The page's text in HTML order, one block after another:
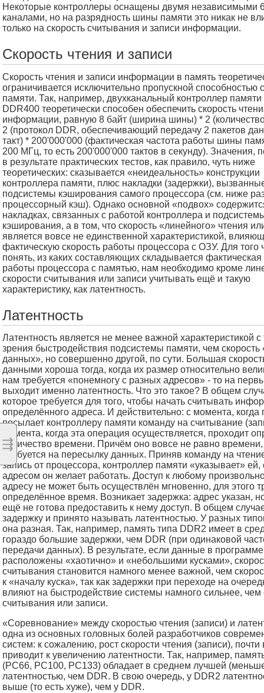
⇶
Некоторые контроллеры оснащены двумя независимыми
каналами, но на разрядность шины памяти это никак не
только на скорость считывания и записи информации.
Скорость чтения и записи
Скорость чтения и записи информации в память
ограничивается исключительно пропускной способностью
памяти. Так, например, двухканальный контроллер памяти
DDR400 теоретически способен обеспечить скорость
информации, равную 8 байт (ширина шины) * 2
2 (протокол DDR, обеспечивающий передачу 2 пакетов
такт) * 200'000'000 (фактическая частота работы шины
200 МГц, то есть 200'000'000 тактов в секунду). Значения,
в результате практических тестов, как правило, чуть ниже
теоретических: сказывается «неидеальность» конструкции
контроллера памяти, плюс накладки (задержки),
подсистемы кэширования самого процессора (см. ниже
процессорный кэш). Однако основной «подвох»
накладках, связанных с работой контроллера и
кэширования, а в том, что скорость «линейного» чтения
является вовсе не единственной характеристикой,
фактическую скорость работы процессора с ОЗУ. Для того
понять, из каких составляющих складывается фактическая
работы процессора с памятью, нам необходимо кроме
скорости считывания или записи учитывать ещё и такую
характеристику, как латентность.
Латентность
Латентность является не менее важной характеристикой с
зрения быстродействия подсистемы памяти, чем скорость
данных», но совершенно другой, по сути. Большая
данными хороша тогда, когда их размер относительно
нам требуется «понемногу с разных адресов» - то на
выходит именно латентность. Что это такое? В общем
которое требуется для того, чтобы начать считывать
определённого адреса. И действительно: с момента, когда
посылает контроллеру памяти команду на считывание
момента, когда эта операция осуществляется, проходит
количество времени. Причём оно вовсе не равно времени,
требуется на пересылку данных. Приняв команду на
запись от процессора, контроллер памяти «указывает» ей,
адресом он желает работать. Доступ к любому
адресу не может быть осуществлён мгновенно, для этого
определённое время. Возникает задержка: адрес указан,
ещё не готова предоставить к нему доступ. В общем
задержку и принято называть латентностью. У разных
она разная. Так, например, память типа DDR2 имеет в
гораздо большие задержки, чем DDR (при одинаковой
передачи данных). В результате, если данные в программе
расположены «хаотично» и «небольшими кусками»,
считывания становится намного менее важной, чем
к «началу куска», так как задержки при переходе на
влияют на быстродействие системы намного сильнее, чем
считывания или записи.
«Соревнование» между скоростью чтения (записи) и
одна из основных головных болей разработчиков
систем: к сожалению, рост скорости чтения (записи), почти
приводит к увеличению латентности. Так, например,
(PC66, PC100, PC133) обладает в среднем лучшей
латентностью, чем DDR. В свою очередь, у DDR2
выше (то есть хуже), чем у DDR.